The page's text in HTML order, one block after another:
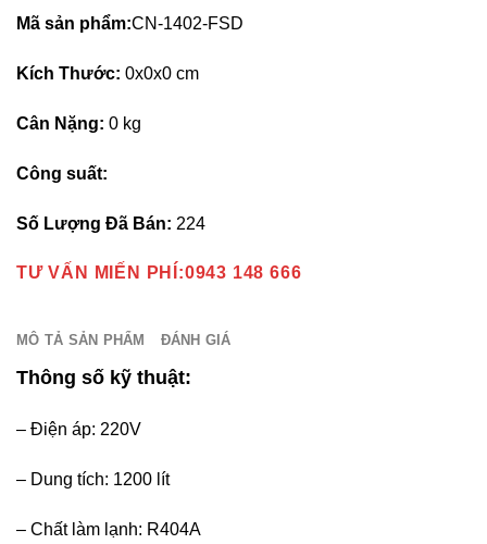
Mã sản phẩm:CN-1402-FSD
Kích Thước: 0x0x0 cm
Cân Nặng: 0 kg
Công suất:
Số Lượng Đã Bán: 224
TƯ VẤN MIẾN PHÍ:0943 148 666
MÔ TẢ SẢN PHẨM ĐÁNH GIÁ
Thông số kỹ thuật:
– Điện áp: 220V
– Dung tích: 1200 lít
– Chất làm lạnh: R404A